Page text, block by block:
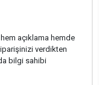
açıklama hemde
verdikten
bilgi sahibi